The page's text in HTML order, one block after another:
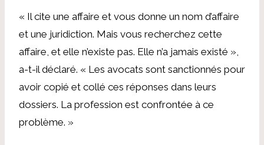
« Il cite une affaire et vous donne un nom d’affaire
et une juridiction. Mais vous recherchez cette
affaire, et elle n’existe pas. Elle n’a jamais existé »,
a-t-il déclaré. « Les avocats sont sanctionnés pour
avoir copié et collé ces réponses dans leurs
dossiers. La profession est confrontée à ce
problème. »